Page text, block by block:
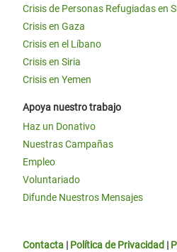
Crisis de Personas Refugiadas en
Crisis en Gaza
Crisis en el Líbano
Crisis en Siria
Crisis en Yemen
Apoya nuestro trabajo
Haz un Donativo
Nuestras Campañas
Empleo
Voluntariado
Difunde Nuestros Mensajes
Contacta | Política de Privacidad |